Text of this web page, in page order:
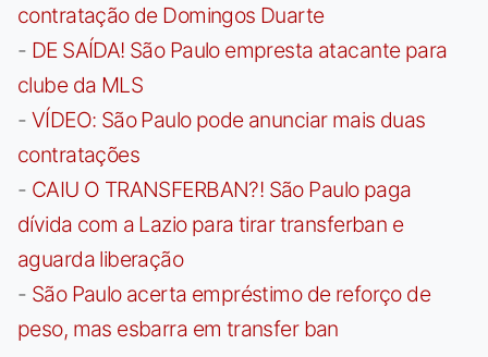
contratação de Domingos Duarte
- DE SAÍDA! São Paulo empresta atacante para
clube da MLS
- VÍDEO: São Paulo pode anunciar mais duas
contratações
- CAIU O TRANSFERBAN?! São Paulo paga
dívida com a Lazio para tirar transferban e
aguarda liberação
- São Paulo acerta empréstimo de reforço de
peso, mas esbarra em transfer ban